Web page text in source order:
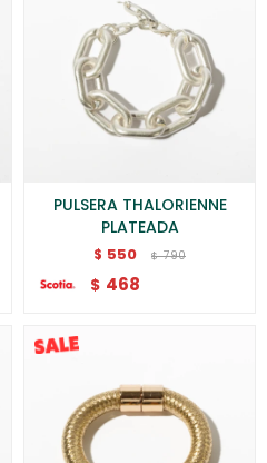
PULSERA THALORIENNE
PLATEADA
$ 550 $ 790
$ 468